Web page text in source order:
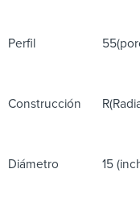
Perfil
Construcción
Diámetro 15